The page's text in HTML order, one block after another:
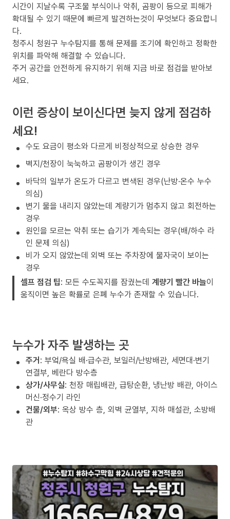
시간이 지날수록 구조물 부식이나 악취, 곰팡이 등으로 피해가
확대될 수 있기 때문에 빠르게 발견하는것이 무엇보다 중요합니
다.
청주시 청원구 누수탐지를 통해 문제를 조기에 확인하고 정확한
위치를 파악해 해결할 수 있습니다.
주거 공간을 안전하게 유지하기 위해 지금 바로 점검을 받아보
세요.
이런 증상이 보이신다면 늦지 않게 점검하
세요!
수도 요금이 평소와 다르게 비정상적으로 상승한 경우
벽지/천장이 눅눅하고 곰팡이가 생긴 경우
바닥의 일부가 온도가 다르고 변색된 경우(난방·온수 누수
의심)
변기 물을 내리지 않았는데 계량기가 멈추지 않고 회전하는
경우
원인을 모르는 악취 또는 습기가 계속되는 경우(배/하수 라
인 문제 의심)
비가 오지 않았는데 외벽 또는 주차장에 물자국이 보이는
경우
셀프 점검 팁: 모든 수도꼭지를 잠궜는데 계량기 빨간 바늘이
움직이면 높은 확률로 은폐 누수가 존재할 수 있습니다.
누수가 자주 발생하는 곳
주거: 부엌/욕실 배·급수관, 보일러/난방배관, 세면대·변기
연결부, 베란다 방수층
상가/사무실: 천장 매립배관, 급탕순환, 냉난방 배관, 아이스
머신·정수기 라인
건물/외부: 옥상 방수 층, 외벽 균열부, 지하 매설관, 소방배
관